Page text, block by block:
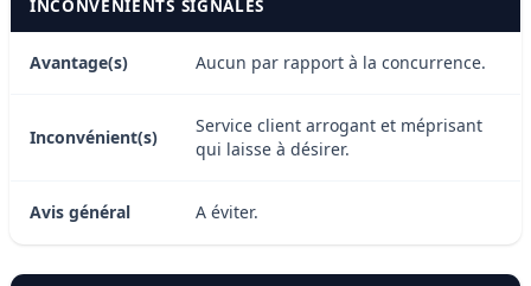
INCONVÉNIENTS SIGNALÉS
Avantage(s) Aucun par rapport à la concurrence.
Inconvénient(s)
Service client arrogant et méprisant
qui laisse à désirer.
Avis général A éviter.